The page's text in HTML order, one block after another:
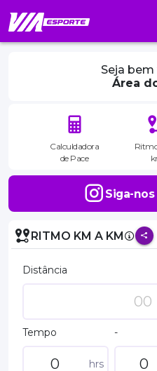
Seja bem
Área
Calculdadora
de Pace
Siga-
RITMO KM A KM
Distância
Tempo
hrs
-